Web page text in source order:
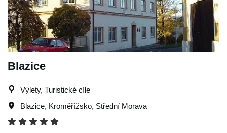
Blazice
Výlety, Turistické cíle
Blazice, Kroměřížsko, Střední Morava